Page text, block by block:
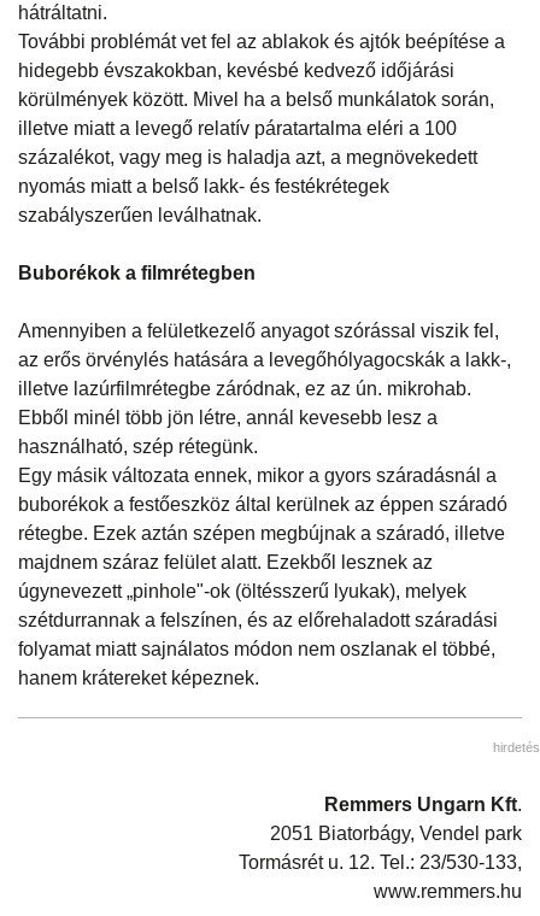
hátráltatni.
További problémát vet fel az ablakok és ajtók beépítése a
hidegebb évszakokban, kevésbé kedvező időjárási
körülmények között. Mivel ha a belső munkálatok során,
illetve miatt a levegő relatív páratartalma eléri a 100
százalékot, vagy meg is haladja azt, a megnövekedett
nyomás miatt a belső lakk- és festékrétegek
szabályszerűen leválhatnak.
Buborékok a filmrétegben
Amennyiben a felületkezelő anyagot szórással viszik fel,
az erős örvénylés hatására a levegőhólyagocskák a lakk-,
illetve lazúrfilmrétegbe záródnak, ez az ún. mikrohab.
Ebből minél több jön létre, annál kevesebb lesz a
használható, szép rétegünk.
Egy másik változata ennek, mikor a gyors száradásnál a
buborékok a festőeszköz által kerülnek az éppen száradó
rétegbe. Ezek aztán szépen megbújnak a száradó, illetve
majdnem száraz felület alatt. Ezekből lesznek az
úgynevezett „pinhole"-ok (öltésszerű lyukak), melyek
szétdurrannak a felszínen, és az előrehaladott száradási
folyamat miatt sajnálatos módon nem oszlanak el többé,
hanem krátereket képeznek.
hirdetés
Remmers Ungarn Kft.
2051 Biatorbágy, Vendel park
Tormásrét u. 12. Tel.: 23/530-133,
www.remmers.hu